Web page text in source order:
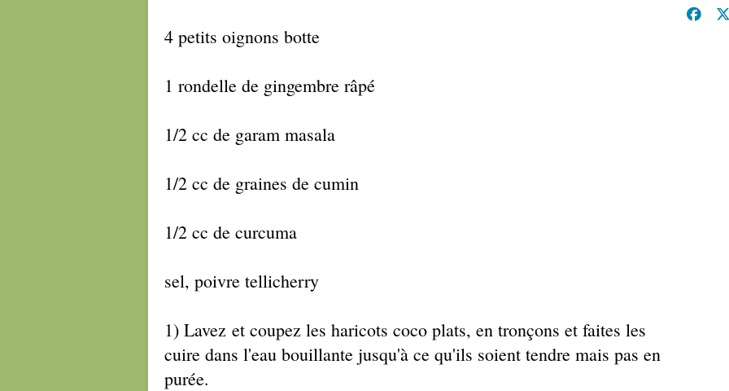
4 petits oignons botte
1 rondelle de gingembre râpé
1/2 cc de garam masala
1/2 cc de graines de cumin
1/2 cc de curcuma
sel, poivre tellicherry
1) Lavez et coupez les haricots coco plats, en tronçons et faites les
cuire dans l'eau bouillante jusqu'à ce qu'ils soient tendre mais pas en
purée.